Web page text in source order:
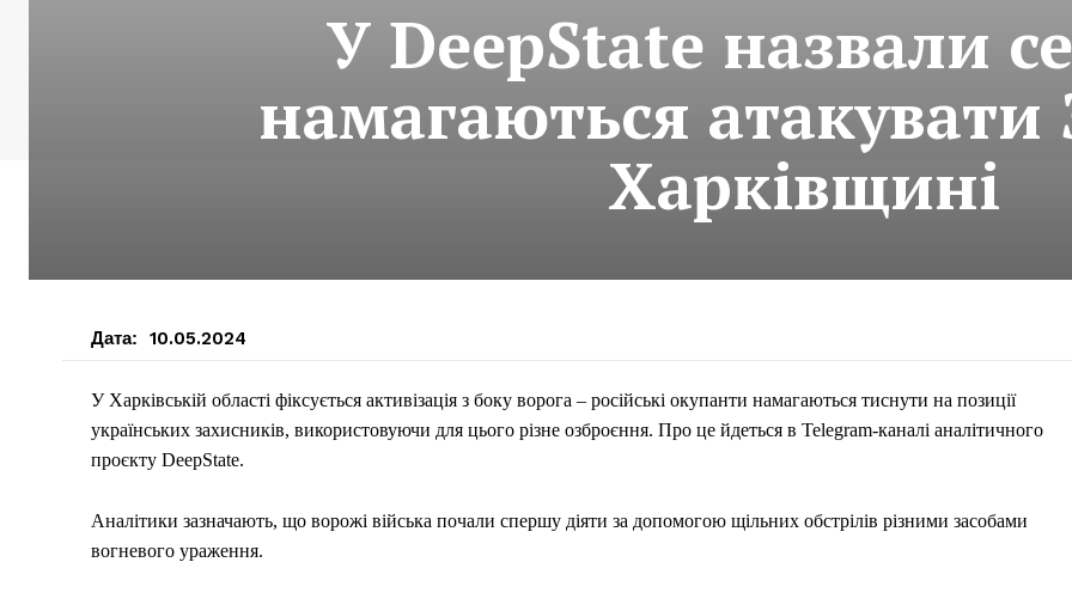
У DeepState назвали
намагаються
Харківщині
Дата: 10.05.2024
У Харківській області фіксується активізація з боку ворога – російські окупанти намагаються тиснути на позиції
українських захисників, використовуючи для цього різне озброєння. Про це йдеться в Telegram-каналі аналітичного
проєкту DeepState.
Аналітики зазначають, що ворожі війська почали спершу діяти за допомогою щільних обстрілів різними засобами
вогневого ураження.